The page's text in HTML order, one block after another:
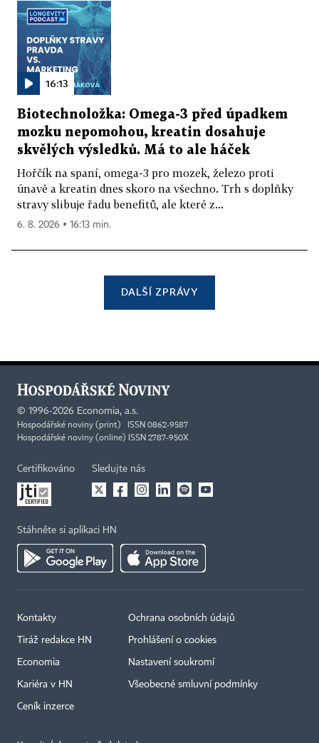
16:13
Biotechnoložka: Omega-3 před úpadkem
mozku nepomohou, kreatin dosahuje
skvělých výsledků. Má to ale háček
Hořčík na spaní, omega-3 pro mozek, železo proti
únavě a kreatin dnes skoro na všechno. Trh s doplňky
stravy slibuje řadu benefitů, ale které z...
6. 8. 2026 ▪ 16:13 min.
DALŠÍ ZPRÁVY
© 1996-2026 Economia, a.s.
Hospodářské noviny (print) ISSN 0862-9587
Hospodářské noviny (online) ISSN 2787-950X
Certifikováno Sledujte nás
Stáhněte si aplikaci HN
Kontakty
Tiráž redakce HN
Economia
Kariéra v HN
Ceník inzerce
Ochrana osobních údajů
Prohlášení o cookies
Nastavení soukromí
Všeobecné smluvní podmínky